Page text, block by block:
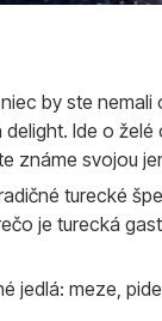
by ste
delight. Ide o
známe svojou
turecké
je turecká
jedlá: meze,